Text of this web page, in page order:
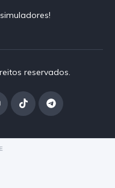
reservados.